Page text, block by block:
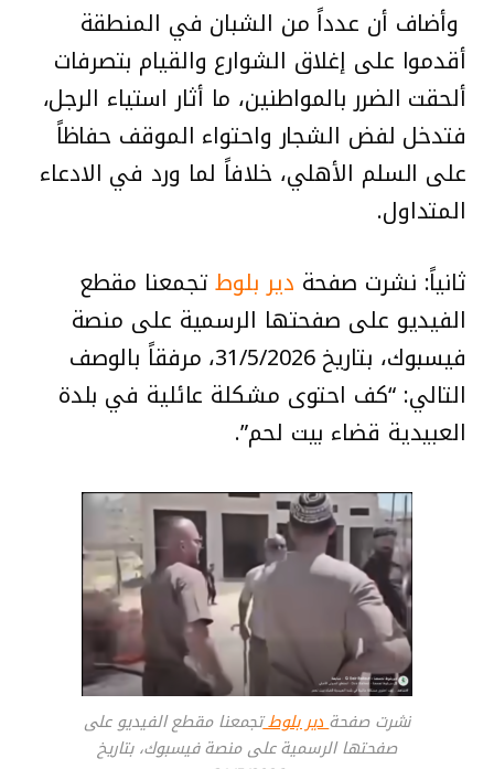
وأضاف أن عدداً من الشبان في المنطقة
أقدموا على إغلاق الشوارع والقيام بتصرفات
ألحقت الضرر بالمواطنين، ما أثار استياء الرجل،
فتدخل لفض الشجار واحتواء الموقف حفاظاً
على السلم الأهلي، خلافاً لما ورد في الادعاء
المتداول.
ثانياً: نشرت صفحة دير بلوطتجمعنا مقطع
الفيديو على صفحتها الرسمية على منصة
فيسبوك، بتاريخ 31/5/2026، مرفقاً بالوصف
التالي: “كف احتوى مشكلة عائلية في بلدة
العبيدية قضاء بيت لحم”.
نشرت صفحةدير بلوطتجمعنا مقطع الفيديو على
صفحتها الرسمية على منصة فيسبوك، بتاريخ